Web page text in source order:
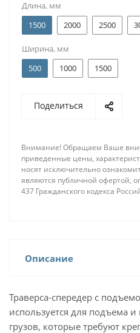
Длина, мм
1500
2000 2500
Ширина, мм
500
1000 1500
Поделиться
Внимание! Обращаем Ваше
приведенные цены,
носят исключительно
являются публичной офертой,
437 Гражданского кодекса
Описание
Траверса-спередер с
используется для подъема
грузов, которые требуют